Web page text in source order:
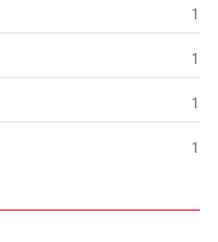
1
1
1
1